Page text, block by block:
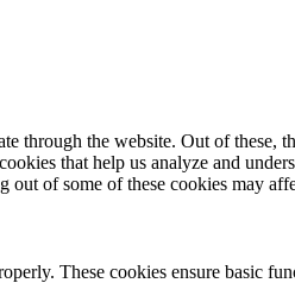
the website. Out of these,
that help us analyze and
of some of these cookies may
These cookies ensure basic